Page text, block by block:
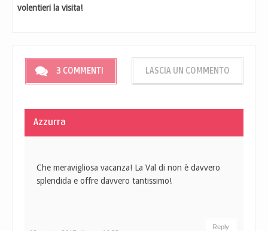
volentieri la visita!
3 COMMENTI LASCIA UN COMMENTO
Azzurra
Che meravigliosa vacanza! La Val di non è davvero
splendida e offre davvero tantissimo!
Reply